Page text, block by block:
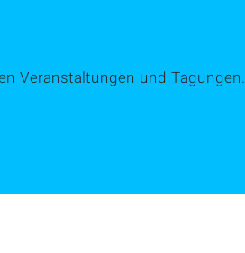
Veranstaltungen und Tagungen.